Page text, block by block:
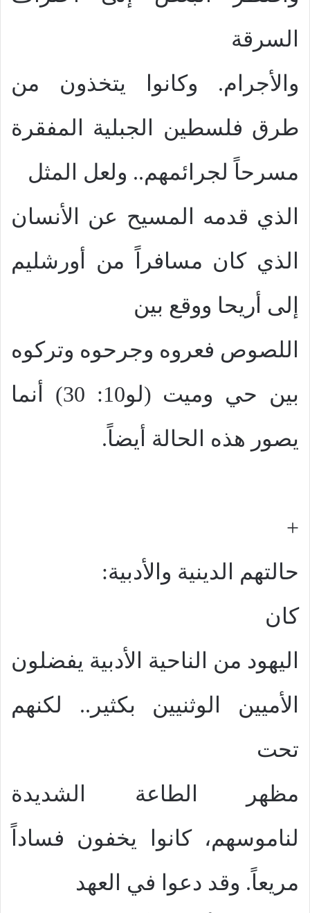
السرقة
والأجرام. وكانوا يتخذون من
طرق فلسطين الجبلية المفقرة
مسرحاً لجرائمهم.. ولعل المثل
الذي قدمه المسيح عن الأنسان
الذي كان مسافراً من أورشليم
إلى أريحا ووقع بين
اللصوص فعروه وجرحوه وتركوه
بين حي وميت (لو10: 30) أنما
يصور هذه الحالة أيضاً.
+
حالتهم الدينية والأدبية:
كان
اليهود من الناحية الأدبية يفضلون
الأميين الوثنيين بكثير .. لكنهم
تحت
مظهر الطاعة الشديدة
لناموسهم، كانوا يخفون فساداً
مريعاً. وقد دعوا في العهد